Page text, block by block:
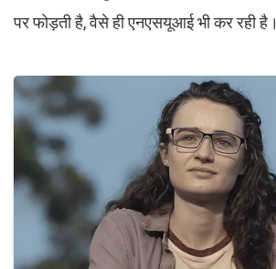
पर फोड़ती है, वैसे ही एनएसयूआई भी कर रही है।